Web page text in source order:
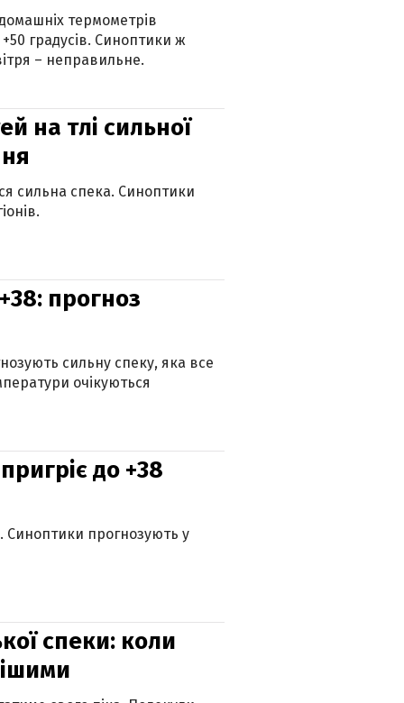
термометрів
градусів. Синоптики ж
– неправильне.
на тлі сильної
сильна спека. Синоптики
прогноз
сильну спеку, яка все
очікуються
до +38
Синоптики прогнозують у
спеки: коли